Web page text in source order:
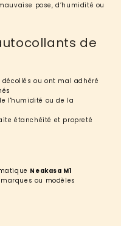
pose, d’humidité ou
de
décollés ou ont mal adhéré
l'humidité ou de la
étanchéité et propreté
Neakasa M1
ou modèles